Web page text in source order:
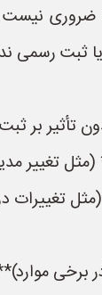
ضروری
ثبت رسمی
تغییر
تغییرات